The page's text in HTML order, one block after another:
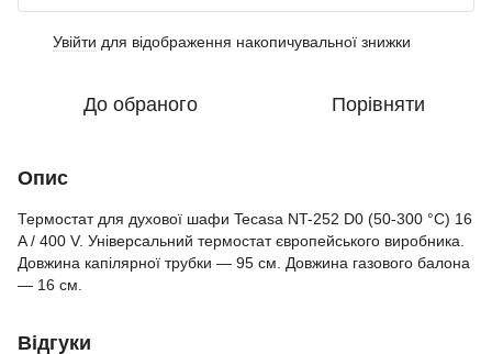
Увійти для відображення накопичувальної знижки
До обраного Порівняти
Опис
Термостат для духової шафи Tecasa NT-252 D0 (50-300 °C) 16
A / 400 V. Універсальний термостат європейського виробника.
Довжина капілярної трубки — 95 см. Довжина газового балона
— 16 см.
Відгуки